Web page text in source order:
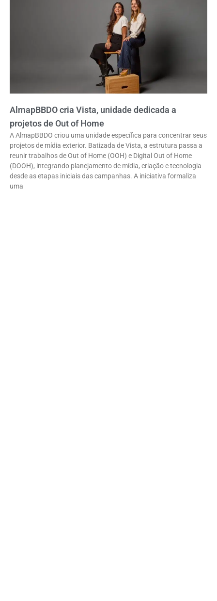
AlmapBBDO cria Vista, unidade dedicada a
projetos de Out of Home
A AlmapBBDO criou uma unidade específica para concentrar seus
projetos de mídia exterior. Batizada de Vista, a estrutura passa a
reunir trabalhos de Out of Home (OOH) e Digital Out of Home
(DOOH), integrando planejamento de mídia, criação e tecnologia
desde as etapas iniciais das campanhas. A iniciativa formaliza
uma